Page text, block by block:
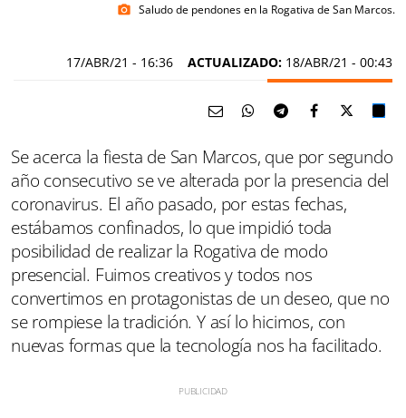
photo_camera Saludo de pendones en la Rogativa de San Marcos.
17/ABR/21 - 16:36 ACTUALIZADO: 18/ABR/21 - 00:43
Se acerca la fiesta de San Marcos, que por segundo
año consecutivo se ve alterada por la presencia del
coronavirus. El año pasado, por estas fechas,
estábamos confinados, lo que impidió toda
posibilidad de realizar la Rogativa de modo
presencial. Fuimos creativos y todos nos
convertimos en protagonistas de un deseo, que no
se rompiese la tradición. Y así lo hicimos, con
nuevas formas que la tecnología nos ha facilitado.